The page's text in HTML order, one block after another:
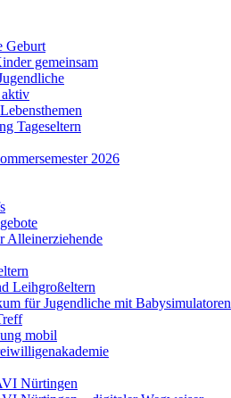
Geburt
gemeinsam
aktiv
Tageseltern
2026
Alleinerziehende
Leihgroßeltern
für Jugendliche mit Babysimulatoren
mobil
Nürtingen